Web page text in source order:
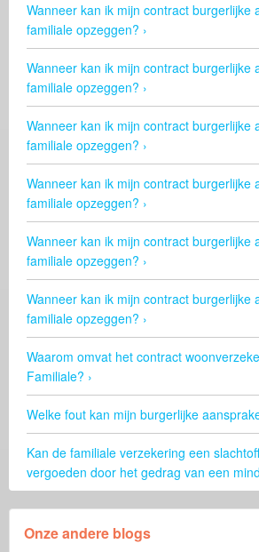
Wanneer kan ik mijn contract burgerlijke
familiale opzeggen?
Wanneer kan ik mijn contract burgerlijke
familiale opzeggen?
Wanneer kan ik mijn contract burgerlijke
familiale opzeggen?
Wanneer kan ik mijn contract burgerlijke
familiale opzeggen?
Wanneer kan ik mijn contract burgerlijke
familiale opzeggen?
Wanneer kan ik mijn contract burgerlijke
familiale opzeggen?
Waarom omvat het contract
Familiale?
Welke fout kan mijn burgerlijke
Kan de familiale verzekering een
vergoeden door het gedrag van een
Onze andere blogs